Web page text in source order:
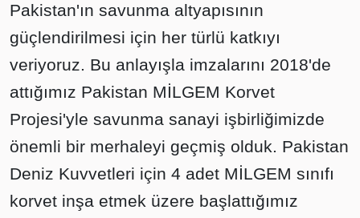
Pakistan'ın savunma altyapısının
güçlendirilmesi için her türlü katkıyı
veriyoruz. Bu anlayışla imzalarını 2018'de
attığımız Pakistan MİLGEM Korvet
Projesi'yle savunma sanayi işbirliğimizde
önemli bir merhaleyi geçmiş olduk. Pakistan
Deniz Kuvvetleri için 4 adet MİLGEM sınıfı
korvet inşa etmek üzere başlattığımız